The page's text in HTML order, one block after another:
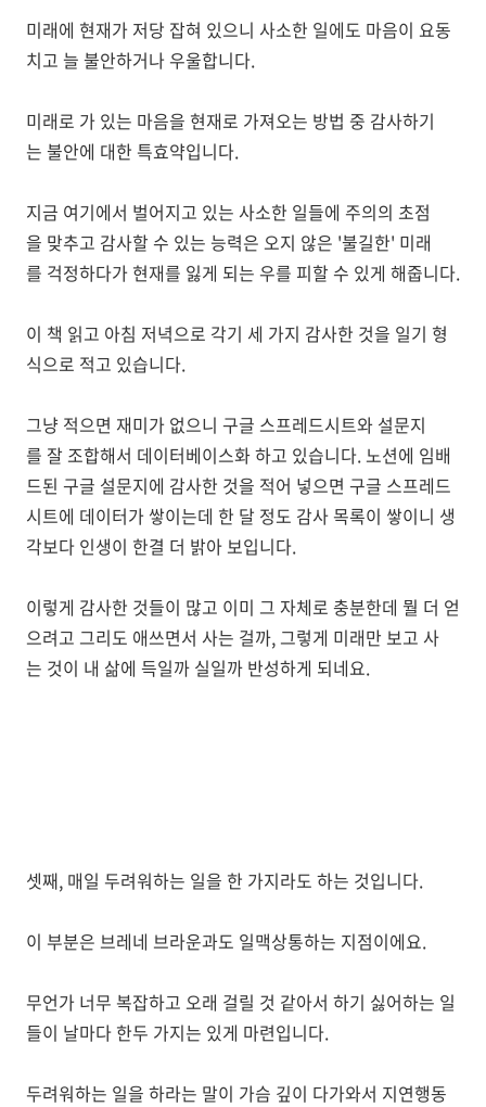
미래에 현재가 저당 잡혀 있으니 사소한 일에도 마음이 요동
치고 늘 불안하거나 우울합니다.
미래로 가 있는 마음을 현재로 가져오는 방법 중 감사하기
는 불안에 대한 특효약입니다.
지금 여기에서 벌어지고 있는 사소한 일들에 주의의 초점
을 맞추고 감사할 수 있는 능력은 오지 않은 '불길한' 미래
를 걱정하다가 현재를 잃게 되는 우를 피할 수 있게 해줍니다.
이 책 읽고 아침 저녁으로 각기 세 가지 감사한 것을 일기 형
식으로 적고 있습니다.
그냥 적으면 재미가 없으니 구글 스프레드시트와 설문지
를 잘 조합해서 데이터베이스화 하고 있습니다. 노션에 임배
드된 구글 설문지에 감사한 것을 적어 넣으면 구글 스프레드
시트에 데이터가 쌓이는데 한 달 정도 감사 목록이 쌓이니 생
각보다 인생이 한결 더 밝아 보입니다.
이렇게 감사한 것들이 많고 이미 그 자체로 충분한데 뭘 더 얻
으려고 그리도 애쓰면서 사는 걸까, 그렇게 미래만 보고 사
는 것이 내 삶에 득일까 실일까 반성하게 되네요.
셋째, 매일 두려워하는 일을 한 가지라도 하는 것입니다.
이 부분은 브레네 브라운과도 일맥상통하는 지점이에요.
무언가 너무 복잡하고 오래 걸릴 것 같아서 하기 싫어하는 일
들이 날마다 한두 가지는 있게 마련입니다.
두려워하는 일을 하라는 말이 가슴 깊이 다가와서 지연행동